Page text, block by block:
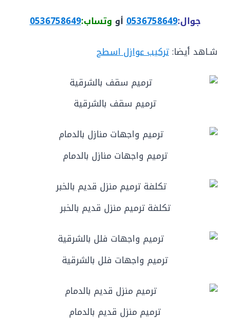
جوال:0536758649أو وتساب:0536758649
شـاهد أيضا: تركيب عوازل اسطح
ترميم سقف بالشرقية
ترميم واجهات منازل بالدمام
تكلفة ترميم منزل قديم بالخبر
ترميم واجهات فلل بالشرقية
ترميم منزل قديم بالدمام